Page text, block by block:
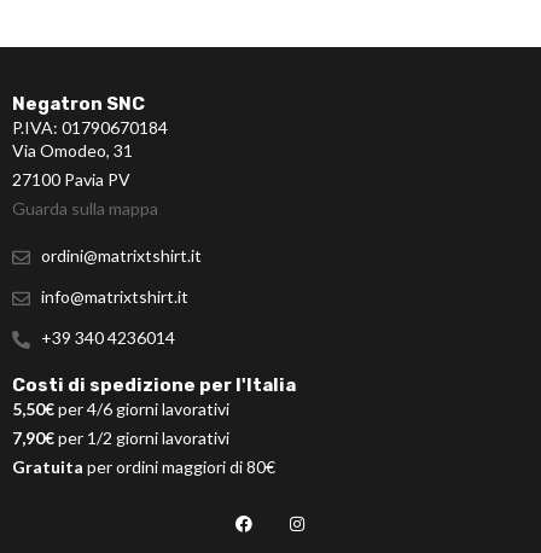
Negatron SNC
P.IVA: 01790670184
Via Omodeo, 31
27100 Pavia PV
Guarda sulla mappa
ordini@matrixtshirt.it
info@matrixtshirt.it
+39 340 4236014
Costi di spedizione per l'Italia
5,50€per 4/6 giorni lavorativi
7,90€per 1/2 giorni lavorativi
Gratuita per ordini maggiori di 80€